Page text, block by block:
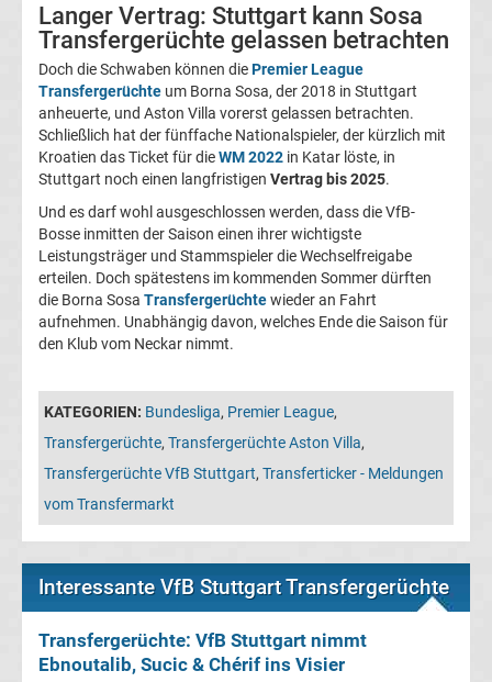
05
Transfergerüchte
Alemannia
Aachen
Transfergerüchte
Arminia
Transfergerüchte
Leverkusen
Transfergerüchte
Bayern
Langer Vertrag: Stuttgart kann Sosa
Transfergerüchte gelassen betrachten
Doch die Schwaben können diePremier League
Transfergerüchte um Borna Sosa, der 2018 in Stuttgart
anheuerte, und Aston Villa vorerst gelassen betrachten.
Schließlich hat der fünffache Nationalspieler, der kürzlich mit
Kroatien das Ticket für dieWM 2022 in Katar löste, in
Stuttgart noch einen langfristigen Vertrag bis 2025.
Und es darf wohl ausgeschlossen werden, dass die VfB-
Bosse inmitten der Saison einen ihrer wichtigste
Leistungsträger und Stammspieler die Wechselfreigabe
erteilen. Doch spätestens im kommenden Sommer dürften
die Borna Sosa Transfergerüchtewieder an Fahrt
aufnehmen. Unabhängig davon, welches Ende die Saison für
den Klub vom Neckar nimmt.
KATEGORIEN: Bundesliga, Premier League,
Transfergerüchte, Transfergerüchte Aston Villa,
Transfergerüchte VfB Stuttgart, Transferticker - Meldungen
vom Transfermarkt
Interessante VfB Stuttgart Transfergerüchte
Transfergerüchte: VfB Stuttgart nimmt
Ebnoutalib, Sucic & Chérif ins Visier